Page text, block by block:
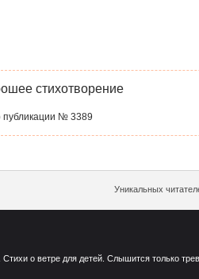
стихотворение
публикации № 3389
Уникальных
Стихи о ветре для детей. Слышится только